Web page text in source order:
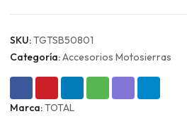
SKU:TGTSB50801
Categoría:Accesorios Motosierras
Marca:TOTAL